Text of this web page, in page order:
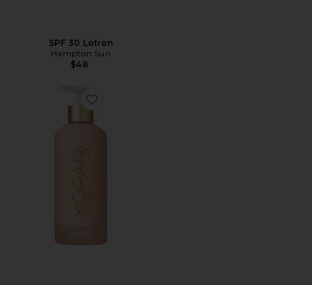
SPF 30 Lotion
Hampton Sun
$48
Favorite BRIGHTENING SILK BODY CREAM ボディロ